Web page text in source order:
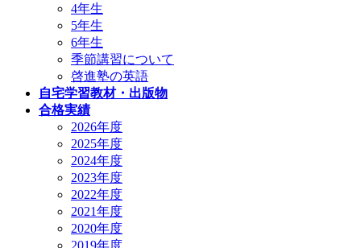
4年生
5年生
6年生
季節講習について
啓進塾の英語
自宅学習教材・出版物
合格実績
2026年度
2025年度
2024年度
2023年度
2022年度
2021年度
2020年度
2019年度